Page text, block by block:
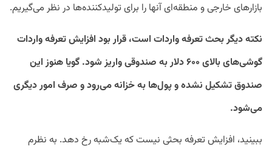
بازارهای خارجی و منطقه‌ای آنها را برای تولیدکننده‌ها در نظر می‌گیریم.
نکته دیگر بحث تعرفه واردات است، قرار بود افزایش تعرفه واردات
گوشی‌های بالای ۶۰۰ دلار به صندوقی واریز شود. گویا هنوز این
صندوق تشکیل نشده و پول‌ها به خزانه می‌رود و صرف امور دیگری
می‌شود.
ببینید، افزایش تعرفه بحثی نیست که یک‌شبه رخ دهد. به نظرم